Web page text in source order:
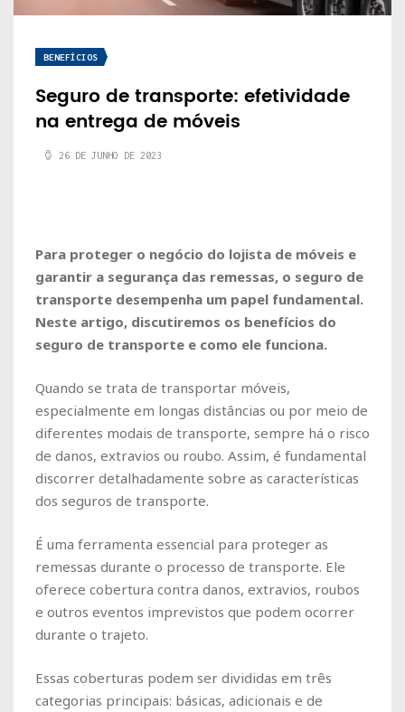
BENEFÍCIOS
Seguro de transporte: efetividade
na entrega de móveis
26 DE JUNHO DE 2023
Para proteger o negócio do lojista de móveis e
garantir a segurança das remessas, o seguro de
transporte desempenha um papel fundamental.
Neste artigo, discutiremos os benefícios do
seguro de transporte e como ele funciona.
Quando se trata de transportar móveis,
especialmente em longas distâncias ou por meio de
diferentes modais de transporte, sempre há o risco
de danos, extravios ou roubo. Assim, é fundamental
discorrer detalhadamente sobre as características
dos seguros de transporte.
É uma ferramenta essencial para proteger as
remessas durante o processo de transporte. Ele
oferece cobertura contra danos, extravios, roubos
e outros eventos imprevistos que podem ocorrer
durante o trajeto.
Essas coberturas podem ser divididas em três
categorias principais: básicas, adicionais e de